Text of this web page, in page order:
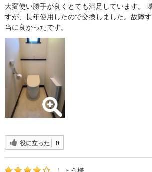
大変使い勝手が良くとても満足しています。
すが、長年使用したので交換しました。故障
当に良かったです。
役に立った 0